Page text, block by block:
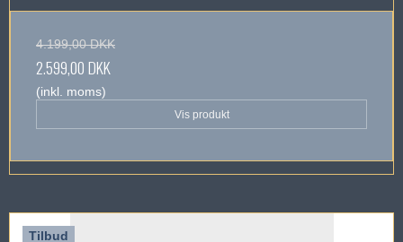
4.199,00 DKK
2.599,00 DKK
(inkl. moms)
Vis produkt
Tilbud